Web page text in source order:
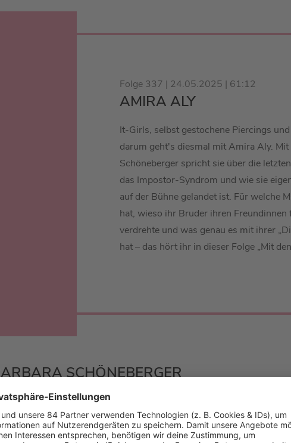
Folge 337 | 24.05.2025 | 61:12
AMIRA ALY
It-Girls, selbst gestochene Piercings
darum geht's diesmal mit Amira Aly. Mit
Schöneberger spricht sie über die
das Impostor-Syndrom und wie sie
auf der Bühne gelandet ist. Für welche
hat, wieso ihr Bruder ihren Freundinnen
verdrehte und was genau es mit ihrer
hat – das hört ihr in dieser Folge „Mit
SCHÖNEBERGER
und (laut Wikipedia) It-Girl - darum geht's auch in
"Denn sie wissen nicht, was passiert", "Verstehen Sie Spaß?"
in der ZDF-Serie "Marie fängt Feuer" als Gastdarstellerin zu sehen.